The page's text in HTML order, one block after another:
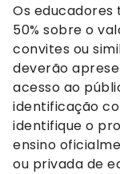
Os
50% sobre o
convites ou
deverão
acesso ao
identificação
identifique o
ensino
ou privada de